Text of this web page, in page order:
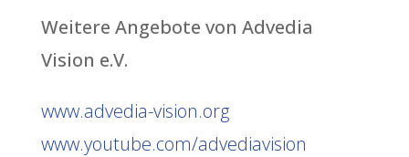
Weitere Angebote von Advedia
Vision e.V.
www.advedia-vision.org
www.youtube.com/advediavision